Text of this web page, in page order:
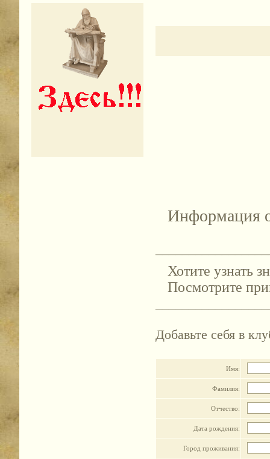
Информация
Хотите узнать
Посмотрите
Добавьте себя в
Имя:
Фамилия:
Отчество:
Дата рождения:
Город проживания: